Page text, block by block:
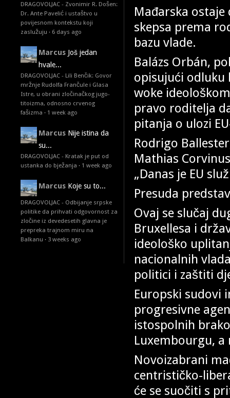
DRAGOVOLJAC - Zvonimir R. Došen:
Dr. Ante Pavelić i ustaštvo u
povijesnom kontekstu koji
zaslužuju · 6 days ago
Marcus Još jedan
hvale...
DRAGOVOLJAC - Lili Benčik: Govor
mržnje Rudolfa Frančule i Glasa
Istre, u obrani zločinačkog jugo-
titoizma, odnosno crvenog
fašizma · 1 week ago
Marcus Nije istina da
su...
DRAGOVOLJAC - Kratak je put od
ustanka do bježanja · 1 week ago
Marcus Koje su to...
DRAGOVOLJAC - Odbijanje srpske
politike da prihvati odgovornost za
zločine iz devedesetih glavna je
prepreka trajnom miru na
Balkanu · 3 weeks ago
Mađarska
skepsa prema
bazu vlade.
Balázs Orbán,
opisujući odluku
woke
pravo roditelja
pitanja o ulozi
Rodrigo
Mathias
„Danas je EU
Presuda
Ovaj se slučaj
Bruxellesa i
ideološko
nacionalnih
politici i zaštiti
Europski sudovi
progresivne
istospolnih
Luxembourgu,
Novoizabrani
centrističko-
će se suočiti s